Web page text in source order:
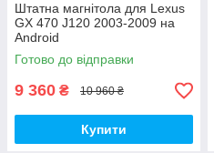
Штатна магнітола для Lexus
GX 470 J120 2003-2009 на
Android
Готово до відправки
9 360 ₴ 10 960 ₴
Купити